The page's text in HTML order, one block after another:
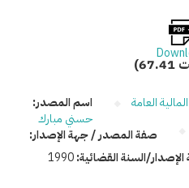
المالية العامة
السنة القضائية:1990
اسم المصدر:
حسني مبارك
صفة المصدر / جهة الإصدار: